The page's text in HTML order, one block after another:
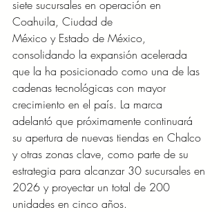
siete sucursales en operación en
Coahuila, Ciudad de
México y Estado de México,
consolidando la expansión acelerada
que la ha posicionado como una de las
cadenas tecnológicas con mayor
crecimiento en el país. La marca
adelantó que próximamente continuará
su apertura de nuevas tiendas en Chalco
y otras zonas clave, como parte de su
estrategia para alcanzar 30 sucursales en
2026 y proyectar un total de 200
unidades en cinco años.